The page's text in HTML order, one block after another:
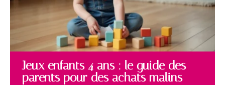
Jeux enfants 4 ans : le guide des
parents pour des achats malins